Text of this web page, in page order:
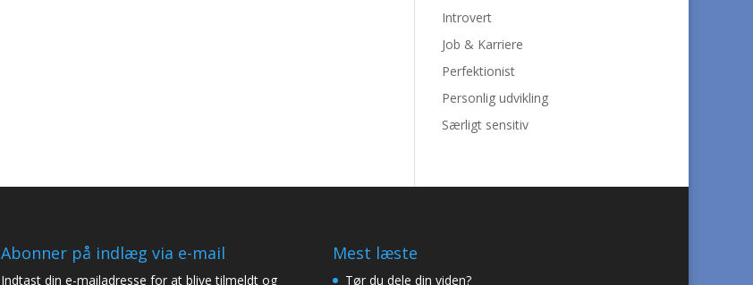
Introvert
Job & Karriere
Perfektionist
Personlig udvikling
Særligt sensitiv
Abonner på indlæg via e-mail
Indtast din e-mailadresse for at blive tilmeldt og
Mest læste
Tør du dele din viden?